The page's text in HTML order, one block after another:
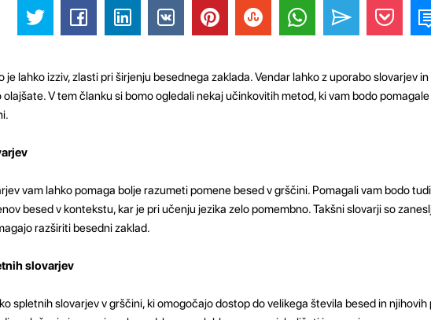
je lahko izziv, zlasti pri širjenju besednega zaklada. Vendar lahko z uporabo slovarjev
V tem članku si bomo ogledali nekaj učinkovitih metod, ki vam bodo
vam lahko pomaga bolje razumeti pomene besed v grščini. Pomagali vam bodo
besed v kontekstu, kar je pri učenju jezika zelo pomembno. Takšni slovarji so
razširiti besedni zaklad.
slovarjev
spletnih slovarjev v grščini, ki omogočajo dostop do velikega števila besed in njihovih